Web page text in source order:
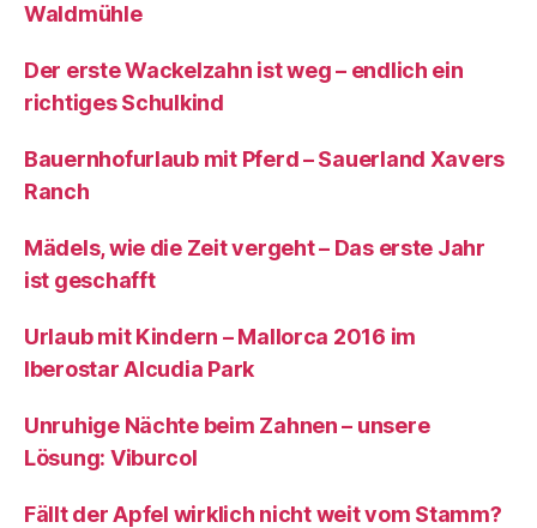
Waldmühle
Der erste Wackelzahn ist weg – endlich ein
richtiges Schulkind
Bauernhofurlaub mit Pferd – Sauerland Xavers
Ranch
Mädels, wie die Zeit vergeht – Das erste Jahr
ist geschafft
Urlaub mit Kindern – Mallorca 2016 im
Iberostar Alcudia Park
Unruhige Nächte beim Zahnen – unsere
Lösung: Viburcol
Fällt der Apfel wirklich nicht weit vom Stamm?